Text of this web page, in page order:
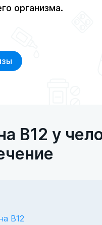
организма.
В12 у
В12